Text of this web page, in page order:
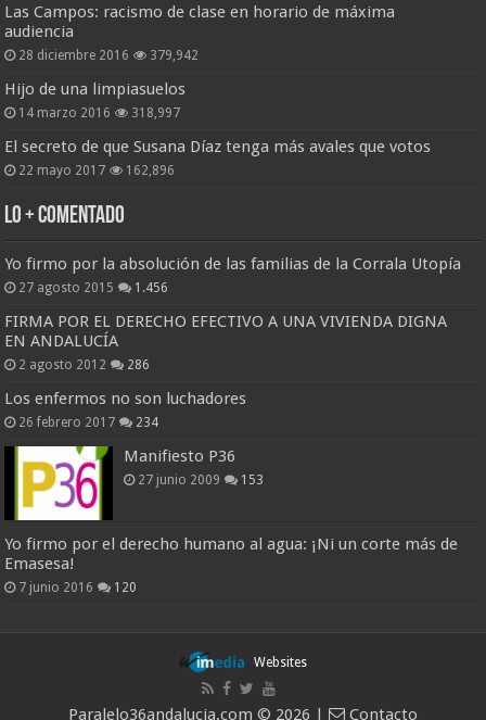
Las Campos: racismo de clase en horario de máxima
audiencia
28 diciembre 2016 379,942
Hijo de una limpiasuelos
14 marzo 2016 318,997
El secreto de que Susana Díaz tenga más avales que votos
22 mayo 2017 162,896
Lo + Comentado
Yo firmo por la absolución de las familias de la Corrala Utopía
27 agosto 2015 1.456
FIRMA POR EL DERECHO EFECTIVO A UNA VIVIENDA DIGNA
EN ANDALUCÍA
2 agosto 2012 286
Los enfermos no son luchadores
26 febrero 2017 234
Manifiesto P36
27 junio 2009 153
Yo firmo por el derecho humano al agua: ¡Ni un corte más de
Emasesa!
7 junio 2016 120
Websites
Paralelo36andalucia.com © 2026 | Contacto